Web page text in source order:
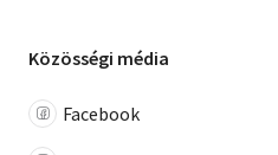
Közösségi média
Facebook